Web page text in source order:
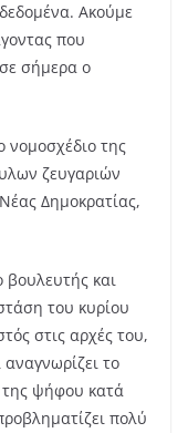
Ακούμε
που
σήμερα ο
νομοσχέδιο της
ζευγαριών
Δημοκρατίας,
και
του κυρίου
στις αρχές του,
το
της ψήφου κατά
πολύ